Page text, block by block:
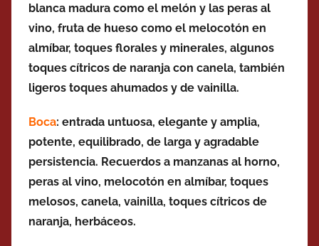
blanca madura como el melón y las peras al
vino, fruta de hueso como el melocotón en
almíbar, toques florales y minerales, algunos
toques cítricos de naranja con canela, también
ligeros toques ahumados y de vainilla.
Boca: entrada untuosa, elegante y amplia,
potente, equilibrado, de larga y agradable
persistencia. Recuerdos a manzanas al horno,
peras al vino, melocotón en almíbar, toques
melosos, canela, vainilla, toques cítricos de
naranja, herbáceos.